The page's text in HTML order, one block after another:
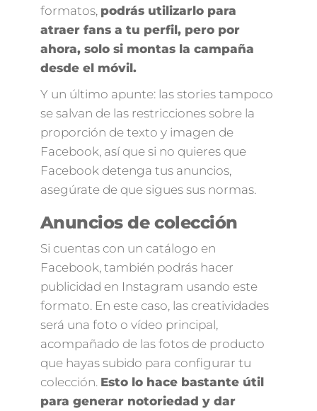
formatos, podrás utilizarlo para
atraer fans a tu perfil, pero por
ahora, solo si montas la campaña
desde el móvil.
Y un último apunte: las stories tampoco
se salvan de las restricciones sobre la
proporción de texto y imagen de
Facebook, así que si no quieres que
Facebook detenga tus anuncios,
asegúrate de que sigues sus normas.
Anuncios de colección
Si cuentas con un catálogo en
Facebook, también podrás hacer
publicidad en Instagram usando este
formato. En este caso, las creatividades
será una foto o vídeo principal,
acompañado de las fotos de producto
que hayas subido para configurar tu
colección. Esto lo hace bastante útil
para generar notoriedad y dar